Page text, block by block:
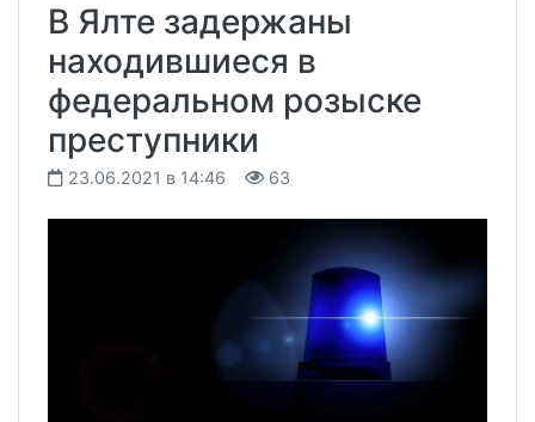
В Ялте задержаны
находившиеся в
федеральном розыске
преступники
23.06.2021 в 14:46 63